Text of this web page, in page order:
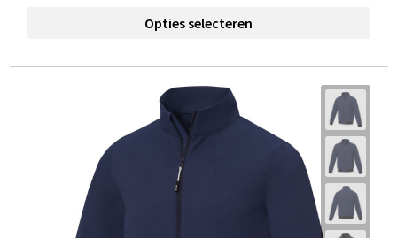
Opties selecteren